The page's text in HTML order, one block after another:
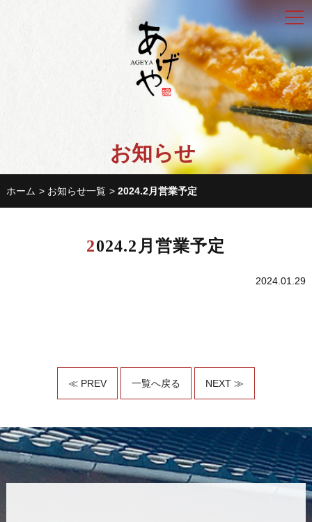
お知らせ
ホーム お知らせ一覧 2024.2月営業予定
2024.2月営業予定
2024.01.29
≪ PREV 一覧へ戻る NEXT ≫